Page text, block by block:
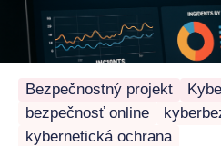
Bezpečnostný projekt
bezpečnosť online
kybernetická ochrana